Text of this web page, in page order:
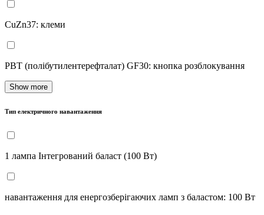
CuZn37: клеми
PBT (полібутилентерефталат) GF30: кнопка розблокування
Show more
Тип електричного навантаження
1 лампа Інтегрований баласт (100 Вт)
навантаження для енергозберігаючих ламп з баластом: 100 Вт